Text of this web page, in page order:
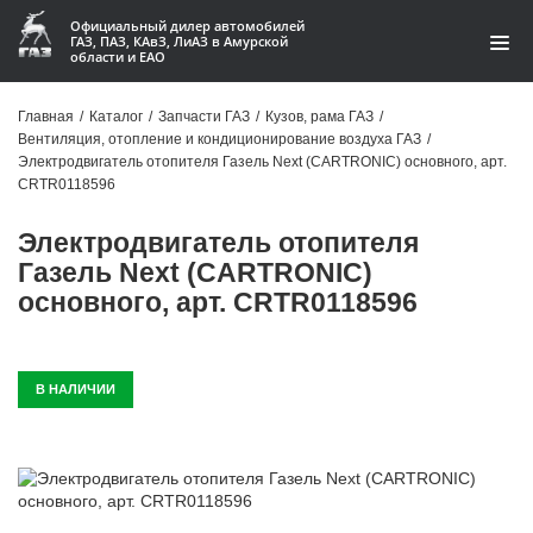
Официальный дилер автомобилей
ГАЗ, ПАЗ, КАвЗ, ЛиАЗ в Амурской
области и ЕАО
Акции
Контакты
Доставка
Гарантии
Автомобили
Главная / Каталог / Запчасти ГАЗ / Кузов, рама ГАЗ /
Вентиляция, отопление и кондиционирование воздуха ГАЗ /
Электродвигатель отопителя Газель Next (CARTRONIC) основного, арт.
CRTR0118596
Электродвигатель отопителя
Газель Next (CARTRONIC)
основного, арт. CRTR0118596
В НАЛИЧИИ